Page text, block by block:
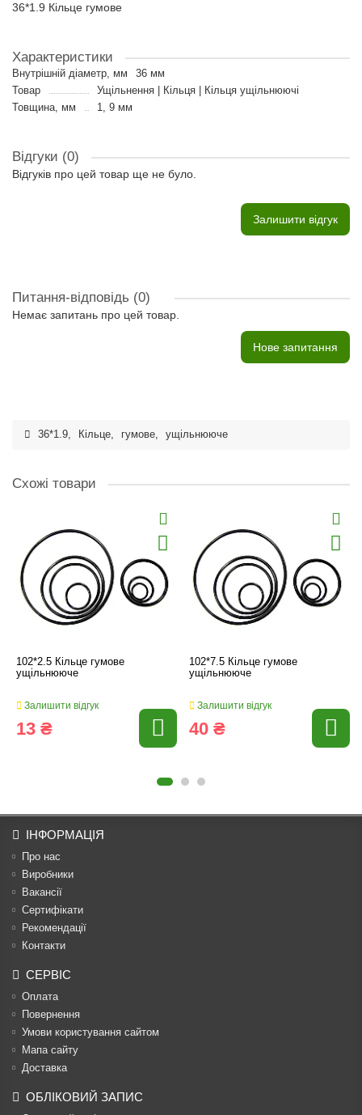
36*1.9 Кільце гумове
Характеристики
Внутрішній діаметр, мм
36 мм
Товар
Ущільнення | Кільця | Кільця ущільнюючі
Товщина, мм
1, 9 мм
Відгуки (0)
Відгуків про цей товар ще не було.
Залишити відгук
Питання-відповідь (0)
Немає запитань про цей товар.
Нове запитання
36*1.9, Кільце, гумове, ущільнююче
Схожі товари
102*2.5 Кільце гумове
ущільнююче
Залишити відгук
13 ₴
102*7.5 Кільце гумове
ущільнююче
Залишити відгук
40 ₴
ІНФОРМАЦІЯ
Про нас
Виробники
Вакансії
Сертифікати
Рекомендації
Контакти
СЕРВІС
Оплата
Повернення
Умови користування сайтом
Мапа сайту
Доставка
ОБЛІКОВИЙ ЗАПИС